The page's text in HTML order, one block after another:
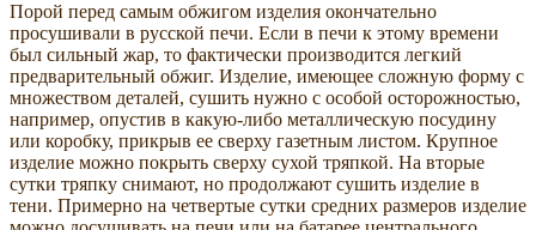
Порой перед самым обжигом изделия окончательно
просушивали в русской печи. Если в печи к этому времени
был сильный жар, то фактически производится легкий
предварительный обжиг. Изделие, имеющее сложную форму с
множеством деталей, сушить нужно с особой осторожностью,
например, опустив в какую-либо металлическую посудину
или коробку, прикрыв ее сверху газетным листом. Крупное
изделие можно покрыть сверху сухой тряпкой. На вторые
сутки тряпку снимают, но продолжают сушить изделие в
тени. Примерно на четвертые сутки средних размеров изделие